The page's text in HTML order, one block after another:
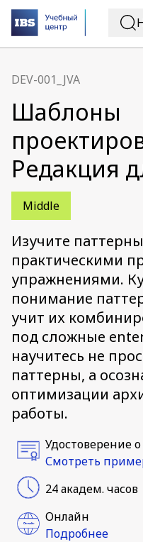
DEV-001_JVA
Шаблоны
Редакция
Middle
Изучите паттерны
практическими
упражнениями.
понимание
учит их
под сложные
научитесь не
паттерны, а
оптимизации
работы.
Удостоверение
Смотреть
24 академ. часов
Онлайн
Подробнее